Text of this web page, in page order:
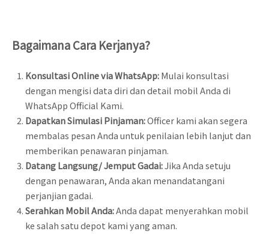
Bagaimana Cara Kerjanya?
Konsultasi Online via WhatsApp:Mulai konsultasi
dengan mengisi data diri dan detail mobil Anda di
WhatsApp Official Kami.
Dapatkan Simulasi Pinjaman:Officer kami akan segera
membalas pesan Anda untuk penilaian lebih lanjut dan
memberikan penawaran pinjaman.
Datang Langsung/ Jemput Gadai:Jika Anda setuju
dengan penawaran, Anda akan menandatangani
perjanjian gadai.
Serahkan Mobil Anda:Anda dapat menyerahkan mobil
ke salah satu depot kami yang aman.